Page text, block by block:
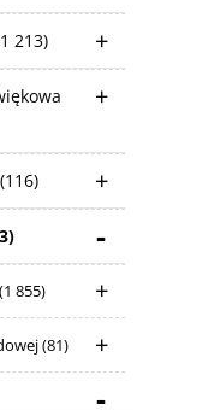
213)
(116)
(1 855)
(81)